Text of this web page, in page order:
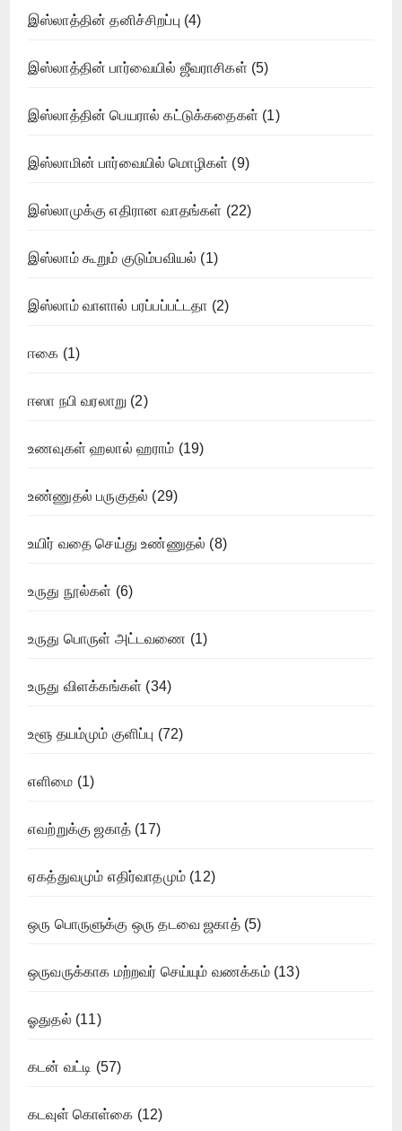
இஸ்லாத்தின் தனிச்சிறப்பு (4)
இஸ்லாத்தின் பார்வையில் ஜீவராசிகள் (5)
இஸ்லாத்தின் பெயரால் கட்டுக்கதைகள் (1)
இஸ்லாமின் பார்வையில் மொழிகள் (9)
இஸ்லாமுக்கு எதிரான வாதங்கள் (22)
இஸ்லாம் கூறும் குடும்பவியல் (1)
இஸ்லாம் வாளால் பரப்பப்பட்டதா (2)
ஈகை (1)
ஈஸா நபி வரலாறு (2)
உணவுகள் ஹலால் ஹராம் (19)
உண்ணுதல் பருகுதல் (29)
உயிர் வதை செய்து உண்ணுதல் (8)
உருது நூல்கள் (6)
உருது பொருள் அட்டவணை (1)
உருது விளக்கங்கள் (34)
உளூ தயம்மும் குளிப்பு (72)
எளிமை (1)
எவற்றுக்கு ஜகாத் (17)
ஏகத்துவமும் எதிர்வாதமும் (12)
ஒரு பொருளுக்கு ஒரு தடவை ஜகாத்(5)
ஒருவருக்காக மற்றவர் செய்யும் வணக்கம்(13)
ஓதுதல் (11)
கடன் வட்டி (57)
கடவுள் கொள்கை (12)